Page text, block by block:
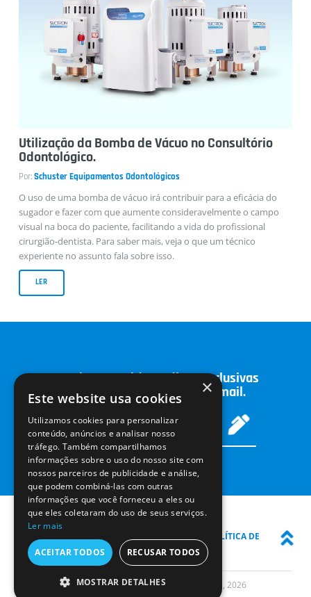
Utilização da Bomba de Vácuo no Consultório
Odontológico.
Por:Schuster Equipamentos Odontológicos
O uso de uma bomba de vácuo irá contribuir para a eficácia do
sugador e fazer com que aumente consideravelmente o campo
visual na boca do paciente, facilitando a vida do profissional
cirurgião-dentista. Para saber mais, veja o que um técnico
experiente no assunto fala sobre isso.
LER
Receba conteúdos e dicas exclusivas
sobre odontologia no seu email.
POLÍTICA DE
PRIVACIDADE
© Schuster Equipamentos Odontológicos, 2026
×
Este website usa cookies
Utilizamos cookies para personalizar
conteúdo, anúncios e analisar nosso
tráfego. Também compartilhamos
informações sobre o uso do nosso site com
nossos parceiros de publicidade e análise,
que podem combiná-las com outras
informações que você forneceu a eles ou
que eles coletaram do uso de seus serviços.
Ler mais
ACEITAR TODOS RECUSAR TODOS
MOSTRAR DETALHES